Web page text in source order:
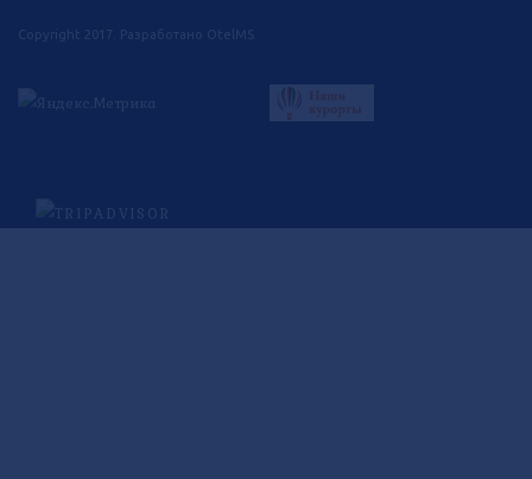
Copyright 2017. Разработано OtelMS